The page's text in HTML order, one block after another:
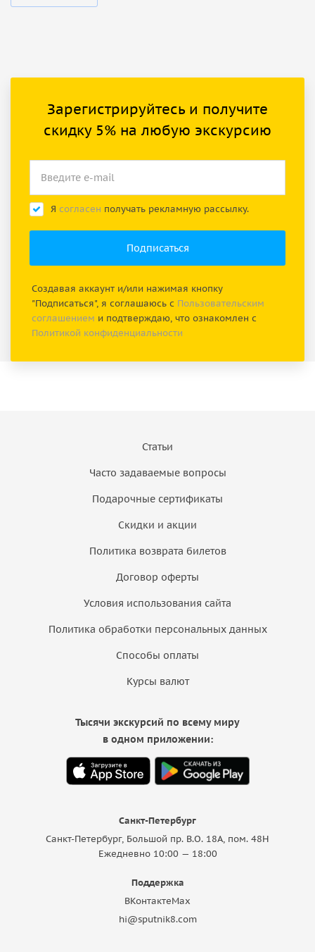
Зарегистрируйтесь и получите
скидку 5% на любую экскурсию
Я согласен получать рекламную рассылку.
Создавая аккаунт и/или нажимая кнопку
"Подписаться", я соглашаюсь с Пользовательским
соглашением и подтверждаю, что ознакомлен с
Политикой конфиденциальности
Статьи
Часто задаваемые вопросы
Подарочные сертификаты
Скидки и акции
Политика возврата билетов
Договор оферты
Условия использования сайта
Политика обработки персональных данных
Способы оплаты
Курсы валют
Санкт-Петербург
Санкт-Петербург, Большой пр. В.О. 18A, пом. 48Н
Ежедневно 10:00 — 18:00
Поддержка
ВКонтактеMax
hi@sputnik8.com
Тысячи экскурсий по всему миру
в одном приложении: